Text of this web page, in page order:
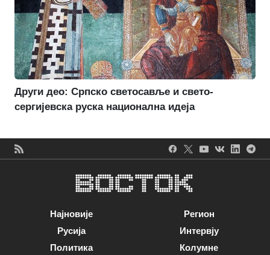
Други део: Српско светосавље и свето-
сергијевска руска национална идеја
Најновије
Русија
Политика
Регион
Интервју
Колумне